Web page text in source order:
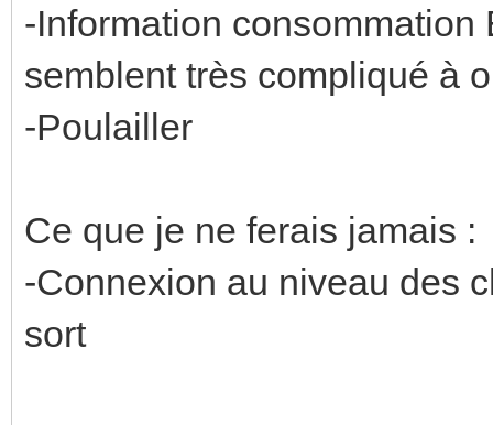
-Information
semblent très compliqué à
-Poulailler
Ce que je ne ferais jamais :
-Connexion au niveau des
sort